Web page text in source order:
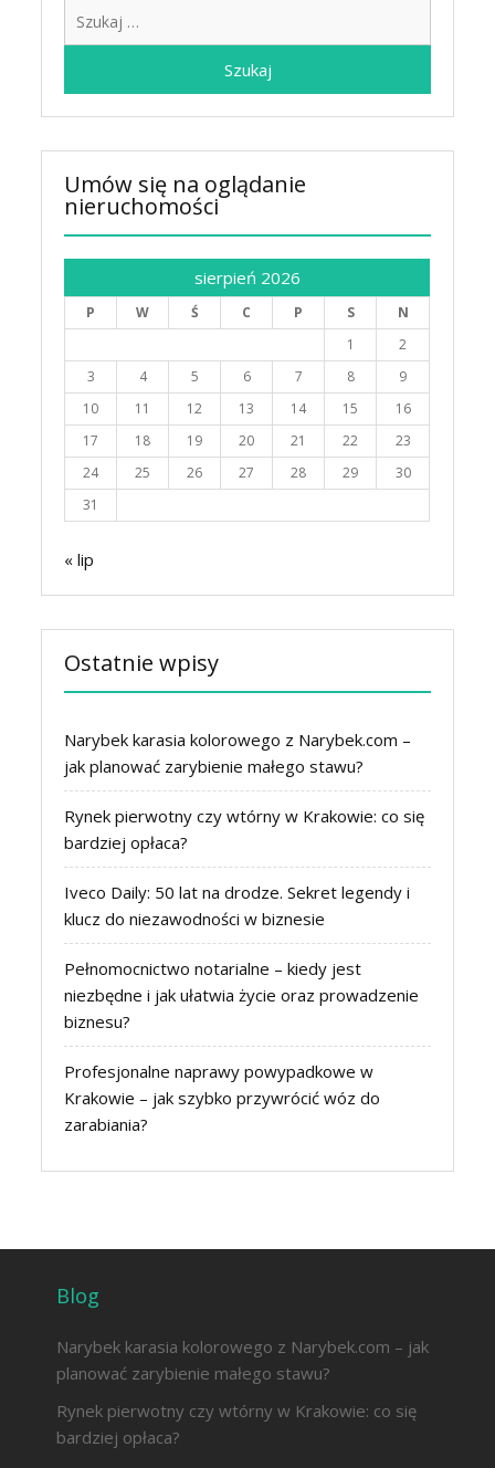
Umów się na oglądanie
nieruchomości
sierpień 2026
P W Ś C P S
N
1
2
3
4 5 6 7 8
9
10
11 12 13 14 15
16
17
18 19 20 21 22
23
24
25 26 27 28 29
30
31
« lip
Ostatnie wpisy
Narybek karasia kolorowego z Narybek.com –
jak planować zarybienie małego stawu?
Rynek pierwotny czy wtórny w Krakowie: co się
bardziej opłaca?
Iveco Daily: 50 lat na drodze. Sekret legendy i
klucz do niezawodności w biznesie
Pełnomocnictwo notarialne – kiedy jest
niezbędne i jak ułatwia życie oraz prowadzenie
biznesu?
Profesjonalne naprawy powypadkowe w
Krakowie – jak szybko przywrócić wóz do
zarabiania?
Blog
Narybek karasia kolorowego z Narybek.com – jak
planować zarybienie małego stawu?
Rynek pierwotny czy wtórny w Krakowie: co się
bardziej opłaca?